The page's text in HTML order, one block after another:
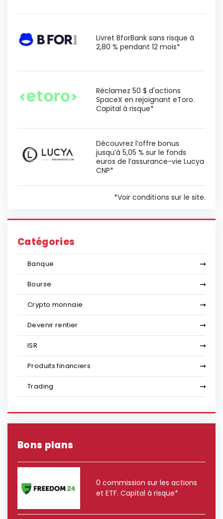
Livret BforBank sans risque à
2,80 % pendant 12 mois*
Réclamez 50 $ d'actions
SpaceX en rejoignant eToro.
Capital à risque*
Découvrez l’offre bonus
jusqu’à 5,05 % sur le fonds
euros de l’assurance-vie Lucya
CNP*
*Voir conditions sur le site.
Catégories
Banque
Bourse
Crypto monnaie
Devenir rentier
ISR
Produits financiers
Trading
Bons plans
0 commission sur les actions
et ETF. Capital à risque*